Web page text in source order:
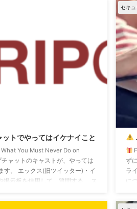
ットでやってはイケナイこと
You Must Never Do on
ャットのキャストが、やっては
す。 エックス(旧ツイッター)・イ
掲示板を信用して、質問する。 ス
ーザーの言うことを真に受け
セキ
ず
ラ
に
し